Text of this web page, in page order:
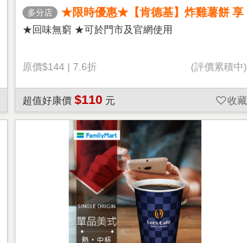
多分店
★限時優惠★【肯德基】炸雞薯餅 享
樂券
★回味無窮 ★可於門市及官網使用
原價$144 | 7.6折 (評價累積中)
超值好康價 $110 元 收藏